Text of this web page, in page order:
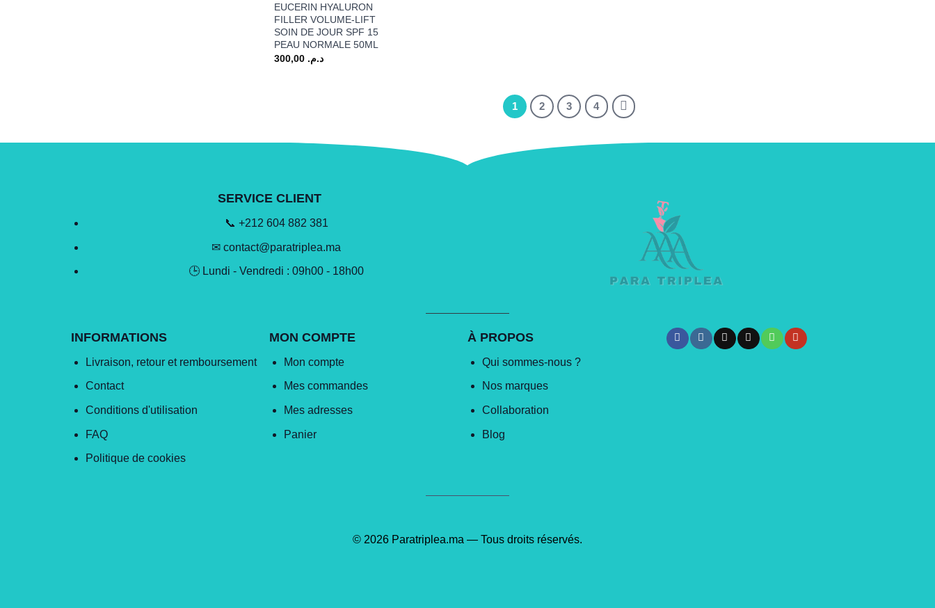
EUCERIN HYALURON
FILLER VOLUME-LIFT
SOIN DE JOUR SPF 15
PEAU NORMALE 50ML
د.م.
1 2 3 4
SERVICE CLIENT
📞 +212 604 882 381
✉ contact@paratriplea.ma
🕒 Lundi - Vendredi : 09h00 - 18h00
INFORMATIONS
Livraison, retour et remboursement
Contact
Conditions d'utilisation
FAQ
Politique de cookies
MON COMPTE
Mon compte
Mes commandes
Mes adresses
Panier
À PROPOS
Qui sommes-nous ?
Nos marques
Collaboration
Blog
© 2026 Paratriplea.ma — Tous droits réservés.